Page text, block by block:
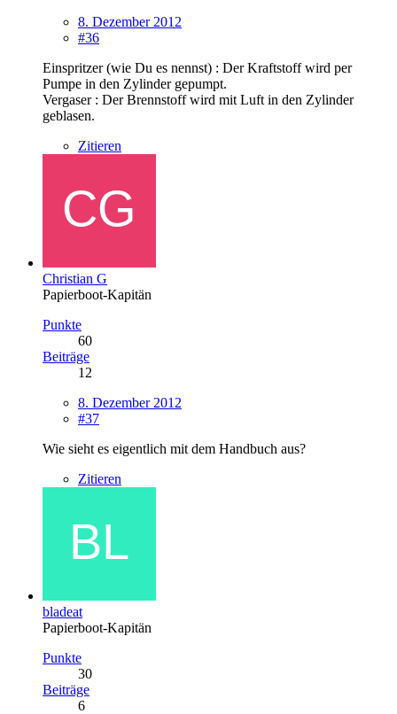
8. Dezember 2012
#36
Einspritzer (wie Du es nennst) : Der Kraftstoff wird per
Pumpe in den Zylinder gepumpt.
Vergaser : Der Brennstoff wird mit Luft in den Zylinder
geblasen.
Zitieren
Christian G
Papierboot-Kapitän
Punkte
60
Beiträge
12
8. Dezember 2012
#37
Wie sieht es eigentlich mit dem Handbuch aus?
Zitieren
bladeat
Papierboot-Kapitän
Punkte
30
Beiträge
6